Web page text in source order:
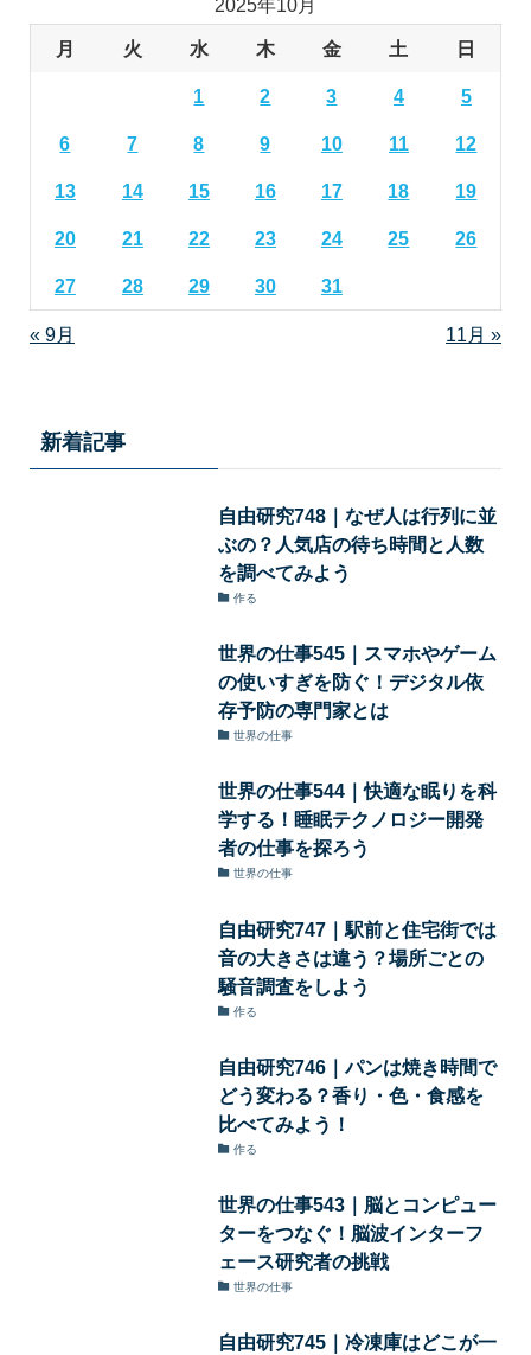
2025年10月
月 火 水 木 金 土 日
1 2 3 4 5
6 7 8 9 10 11 12
13 14 15 16 17 18 19
20 21 22 23 24 25 26
27 28 29 30 31
« 9月 11月 »
新着記事
自由研究748｜なぜ人は行列に並
ぶの？人気店の待ち時間と人数
を調べてみよう
作る
世界の仕事545｜スマホやゲーム
の使いすぎを防ぐ！デジタル依
存予防の専門家とは
世界の仕事
世界の仕事544｜快適な眠りを科
学する！睡眠テクノロジー開発
者の仕事を探ろう
世界の仕事
自由研究747｜駅前と住宅街では
音の大きさは違う？場所ごとの
騒音調査をしよう
作る
自由研究746｜パンは焼き時間で
どう変わる？香り・色・食感を
比べてみよう！
作る
世界の仕事543｜脳とコンピュー
ターをつなぐ！脳波インターフ
ェース研究者の挑戦
世界の仕事
自由研究745｜冷凍庫はどこが一